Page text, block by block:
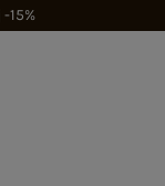
15%